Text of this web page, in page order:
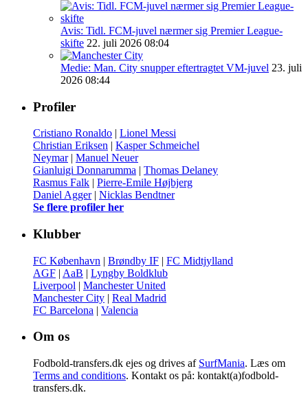
Avis: Tidl. FCM-juvel nærmer sig Premier League-
skifte 22. juli 2026 08:04
Medie: Man. City snupper eftertragtet VM-juvel 23. juli
2026 08:44
Profiler
Cristiano Ronaldo | Lionel Messi
Christian Eriksen | Kasper Schmeichel
Neymar| Manuel Neuer
Gianluigi Donnarumma | Thomas Delaney
Rasmus Falk | Pierre-Emile Højbjerg
Daniel Agger| Nicklas Bendtner
Se flere profiler her
Klubber
FC København | Brøndby IF | FC Midtjylland
AGF | AaB | Lyngby Boldklub
Liverpool | Manchester United
Manchester City | Real Madrid
FC Barcelona | Valencia
Om os
Fodbold-transfers.dk ejes og drives af SurfMania. Læs om
Terms and conditions. Kontakt os på: kontakt(a)fodbold-
transfers.dk.